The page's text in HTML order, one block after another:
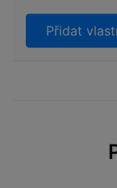
Přidat